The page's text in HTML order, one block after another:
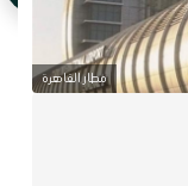
مطار القاهرة